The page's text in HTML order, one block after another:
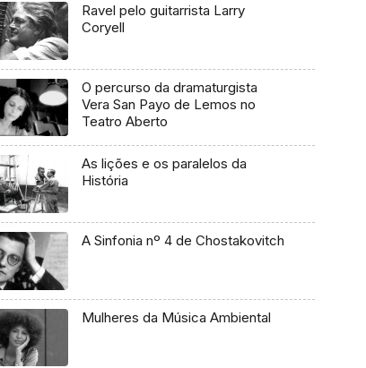
Ravel pelo guitarrista Larry
Coryell
O percurso da dramaturgista
Vera San Payo de Lemos no
Teatro Aberto
As lições e os paralelos da
História
A Sinfonia nº 4 de Chostakovitch
Mulheres da Música Ambiental